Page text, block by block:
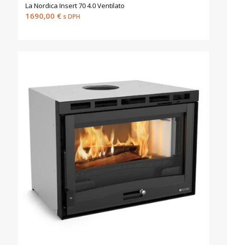
La Nordica Insert 70 4.0 Ventilato
1690,00 € s DPH